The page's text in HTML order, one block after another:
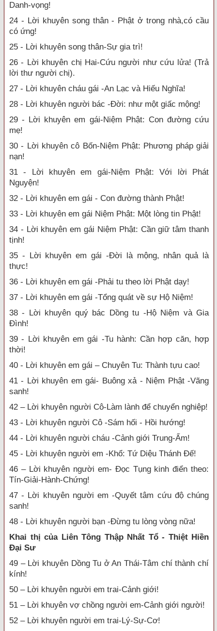
Danh-vọng!
24 - Lời khuyên song thân - Phật ở trong nhà,có cầu
có ứng!
25 - Lời khuyên song thân-Sự gia trì!
26 - Lời khuyên chị Hai-Cứu người như cứu lửa! (Trả
lời thư người chị).
27 - Lời khuyên cháu gái -An Lạc và Hiếu Nghĩa!
28 - Lời khuyên người bác -Đời: như một giấc mộng!
29 - Lời khuyên em gái-Niệm Phật: Con đường cứu
mẹ!
30 - Lời khuyên cô Bốn-Niệm Phật: Phương pháp giải
nạn!
31 - Lời khuyên em gái-Niệm Phật: Với lời Phát
Nguyện!
32 - Lời khuyên em gái - Con đường thành Phật!
33 - Lời khuyên em gái Niệm Phật: Một lòng tin Phật!
34 - Lời khuyên em gái Niệm Phật: Cần giữ tâm thanh
tịnh!
35 - Lời khuyên em gái -Đời là mộng, nhân quả là
thực!
36 - Lời khuyên em gái -Phải tu theo lời Phật dạy!
37 - Lời khuyên em gái -Tổng quát về sự Hộ Niệm!
38 - Lời khuyên quý bác Dồng tu -Hộ Niệm và Gia
Đình!
39 - Lời khuyên em gái -Tu hành: Cần hợp căn, hợp
thời!
40 - Lời khuyên em gái – Chuyên Tu: Thành tựu cao!
41 - Lời khuyên em gái- Buông xả - Niệm Phật -Vãng
sanh!
42 – Lời khuyên người Cô-Làm lành để chuyển nghiệp!
43 - Lời khuyên người Cô -Sám hối - Hồi hướng!
44 - Lời khuyên người cháu -Cảnh giới Trung-Ấm!
45 - Lời khuyên người em -Khổ: Tứ Diệu Thánh Đế!
46 – Lời khuyên người em- Đọc Tụng kinh điển theo:
Tín-Giải-Hành-Chứng!
47 - Lời khuyên người em -Quyết tâm cứu độ chúng
sanh!
48 - Lời khuyên người bạn -Đừng tu lòng vòng nữa!
Khai thị của Liên Tông Thập Nhất Tổ - Thiệt Hiền
Đại Sư
49 – Lời khuyên Dồng Tu ở An Thái-Tâm chí thành chí
kính!
50 – Lời khuyên người em trai-Cảnh giới!
51 – Lời khuyên vợ chồng người em-Cảnh giới người!
52 – Lời khuyên người em trai-Lý-Sự-Cơ!